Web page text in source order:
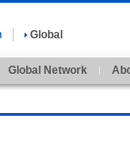
Global
Global Network